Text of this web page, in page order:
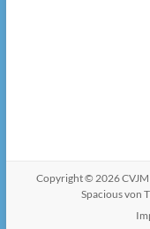
Copyright © 2026
Spaciousvon